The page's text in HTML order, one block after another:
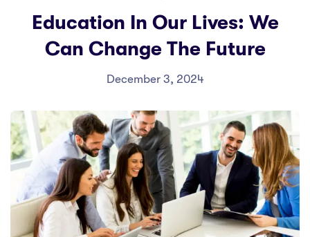
Education In Our Lives: We
Can Change The Future
December 3, 2024